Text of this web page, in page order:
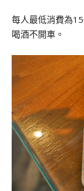
每人最低消費為
喝酒不開車。